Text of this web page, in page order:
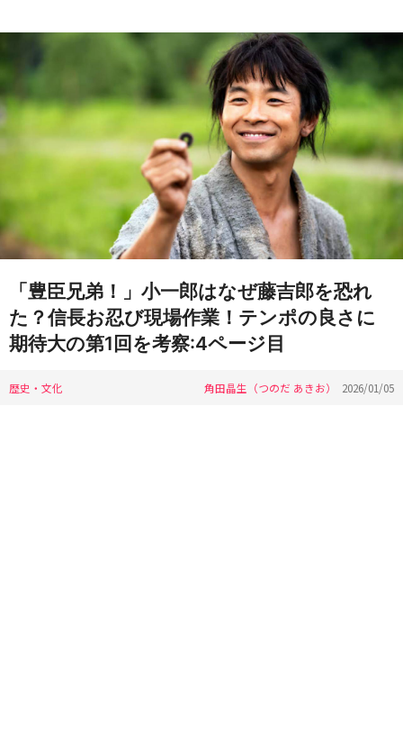
「豊臣兄弟！」小一郎はなぜ藤吉郎を恐れ
た？信長お忍び現場作業！テンポの良さに
期待大の第1回を考察:4ページ目
歴史・文化 角田晶生（つのだ あきお） 2026/01/05